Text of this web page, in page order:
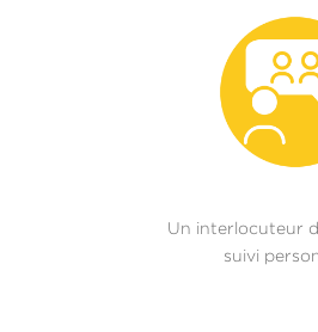
Un interlocuteur
suivi